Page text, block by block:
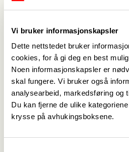
Vi bruker informasjonskapsler
Dette nettstedet bruker
cookies, for å gi deg en best
Noen informasjonskapsler er
skal fungere. Vi bruker også
analysearbeid, markedsføring og
Du kan fjerne de ulike
krysse på avhukingsboksene.
- bli medlem
->
Medlem i
Søk stipend til
videreutdanning
Får du riktig lønn?
Finn din tariffavtale
Fagforbundet